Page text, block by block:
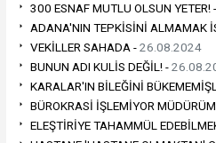
300 ESNAF MUTLU OLSUN YETER! -
ADANA'NIN TEPKİSİNİ ALMAMAK
VEKİLLER SAHADA -26.08.2024
BUNUN ADI KULİS DEĞİL! -
KARALAR'IN BİLEĞİNİ
BÜROKRASİ İŞLEMİYOR
ELEŞTİRİYE TAHAMMÜL